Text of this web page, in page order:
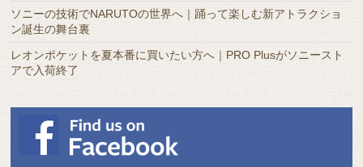
ソニーの技術でNARUTOの世界へ｜踊って楽しむ新アトラクショ
ン誕生の舞台裏
レオンポケットを夏本番に買いたい方へ｜PRO Plusがソニースト
アで入荷終了